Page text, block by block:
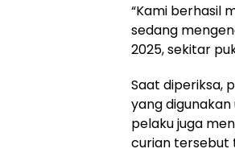
“Kami berhasil
sedang
2025, sekitar
Saat diperiksa,
yang
pelaku juga
curian tersebut